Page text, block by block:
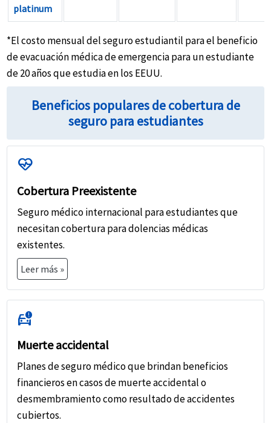
platinum
*El costo mensual del seguro estudiantil para el beneficio
de evacuación médica de emergencia para un estudiante
de 20 años que estudia en los EEUU.
Beneficios populares de cobertura de
seguro para estudiantes
ecg_heart
Cobertura Preexistente
Seguro médico internacional para estudiantes que
necesitan cobertura para dolencias médicas
existentes.
Leer más »
car_crash
Muerte accidental
Planes de seguro médico que brindan beneficios
financieros en casos de muerte accidental o
desmembramiento como resultado de accidentes
cubiertos.